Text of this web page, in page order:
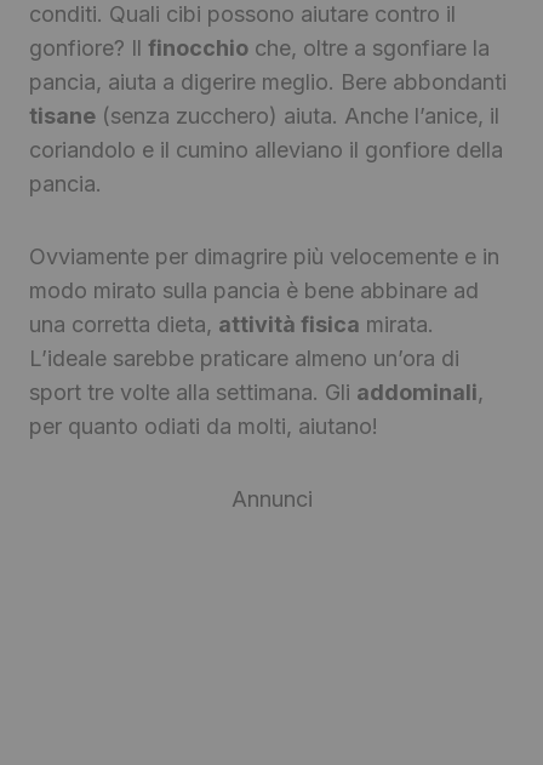
conditi. Quali cibi possono aiutare contro il
gonfiore? Il finocchio che, oltre a sgonfiare la
pancia, aiuta a digerire meglio. Bere abbondanti
tisane (senza zucchero) aiuta. Anche l’anice, il
coriandolo e il cumino alleviano il gonfiore della
pancia.
Ovviamente per dimagrire più velocemente e in
modo mirato sulla pancia è bene abbinare ad
una corretta dieta, attività fisica mirata.
L’ideale sarebbe praticare almeno un’ora di
sport tre volte alla settimana. Gli addominali,
per quanto odiati da molti, aiutano!
Annunci